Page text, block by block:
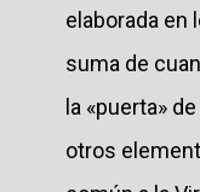
elaborada en
suma de
la «puerta»
otros